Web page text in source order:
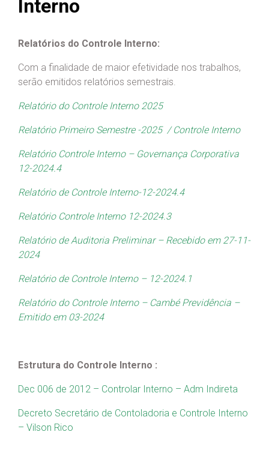
Interno
Relatórios do Controle Interno:
Com a finalidade de maior efetividade nos trabalhos,
serão emitidos relatórios semestrais.
Relatório do Controle Interno 2025
Relatório Primeiro Semestre -2025 / Controle Interno
Relatório Controle Interno – Governança Corporativa
12-2024.4
Relatório de Controle Interno-12-2024.4
Relatório Controle Interno 12-2024.3
Relatório de Auditoria Preliminar – Recebido em 27-11-
2024
Relatório de Controle Interno – 12-2024.1
Relatório do Controle Interno – Cambé Previdência –
Emitido em 03-2024
Estrutura do Controle Interno :
Dec 006 de 2012 – Controlar Interno – Adm Indireta
Decreto Secretário de Contoladoria e Controle Interno
– Vilson Rico